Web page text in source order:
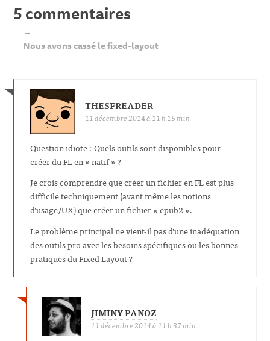
5 commentaires
→
Nous avons cassé le fixed-layout
THESFREADER
11 décembre 2014 à 11 h 15 min
Question idiote : Quels outils sont disponibles pour
créer du FL en « natif » ?
Je crois comprendre que créer un fichier en FL est plus
difficile techniquement (avant même les notions
d’usage/UX) que créer un fichier « epub2 ».
Le problème principal ne vient-il pas d’une inadéquation
des outils pro avec les besoins spécifiques ou les bonnes
pratiques du Fixed Layout ?
JIMINY PANOZ
11 décembre 2014 à 11 h 37 min